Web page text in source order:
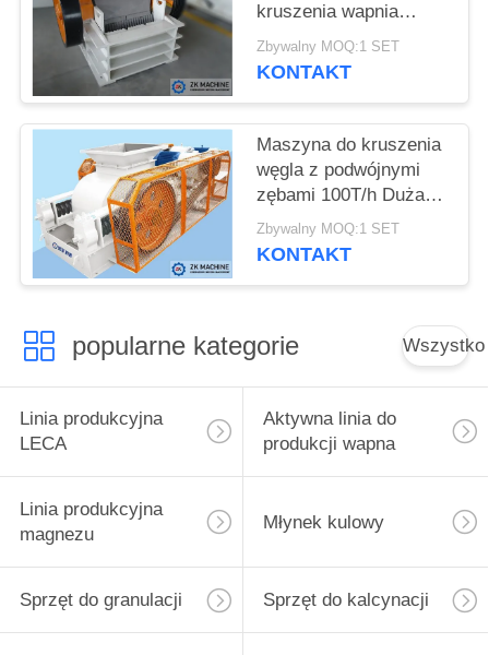
kruszenia wapnia
Wysokiej wydajności
Niezawodne warunki
Zbywalny MOQ:1 SET
KONTAKT
Maszyna do kruszenia
węgla z podwójnymi
zębami 100T/h Duża
zdolność produkcyjna
Zbywalny MOQ:1 SET
KONTAKT
popularne kategorie Wszystko
Linia produkcyjna
LECA
Aktywna linia do
produkcji wapna
Linia produkcyjna
magnezu
Młynek kulowy
Sprzęt do granulacji Sprzęt do kalcynacji